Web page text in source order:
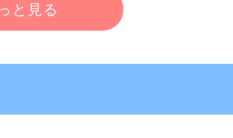
と見る